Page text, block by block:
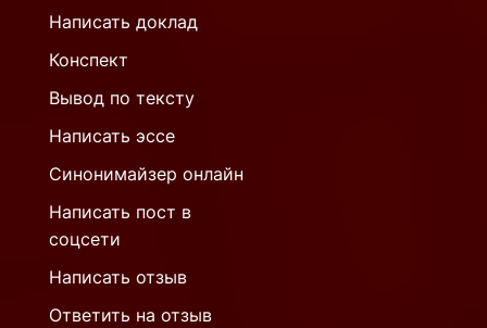
Написать доклад
Конспект
Вывод по тексту
Написать эссе
Синонимайзер онлайн
Написать пост в
соцсети
Написать отзыв
Ответить на отзыв